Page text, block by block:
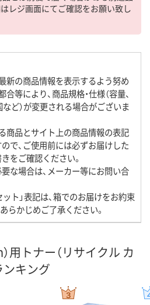
レジ画面にてご確認をお願い致し
新の商品情報を表示するよう努め
等により、商品規格・仕様（容量、
など）が変更される場合がございま
商品とサイト上の商品情報の表記
で、ご使用前には必ずお届けした
をご確認ください。
な場合は、メーカー等にお問い合
ット」表記は、箱でのお届けをお約束
らかじめご了承ください。
用トナー（リサイクル カ
ンキング